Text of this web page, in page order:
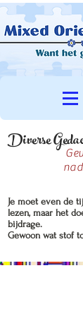
Diverse
Je moet even de
lezen, maar het
bijdrage.
Gewoon wat stof